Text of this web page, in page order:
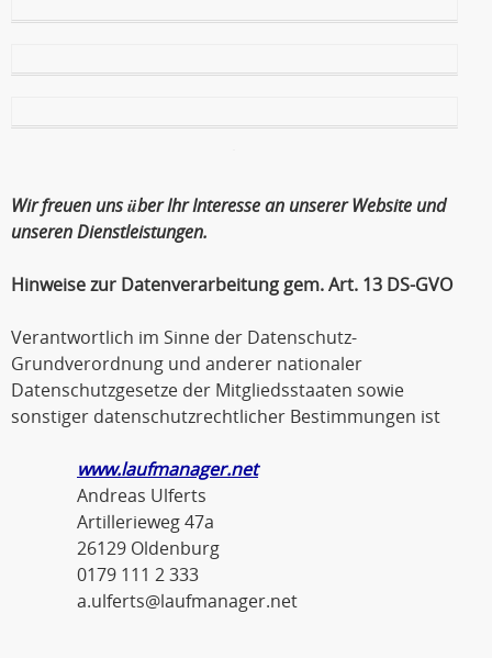
Wir freuen uns über Ihr Interesse an unserer Website und
unseren Dienstleistungen.
Hinweise zur Datenverarbeitung gem. Art. 13 DS-GVO
Verantwortlich im Sinne der Datenschutz-
Grundverordnung und anderer nationaler
Datenschutzgesetze der Mitgliedsstaaten sowie
sonstiger datenschutzrechtlicher Bestimmungen ist
www.laufmanager.net
Andreas Ulferts
Artillerieweg 47a
26129 Oldenburg
0179 111 2 333
a.ulferts@laufmanager.net